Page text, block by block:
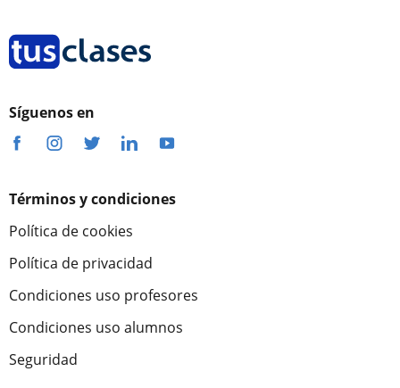
Síguenos en
Términos y condiciones
Política de cookies
Política de privacidad
Condiciones uso profesores
Condiciones uso alumnos
Seguridad